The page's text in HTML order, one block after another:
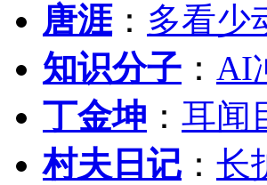
唐涯： 多看少
知识分子 ： AI
丁金坤 ： 耳闻
村夫日记 ： 长